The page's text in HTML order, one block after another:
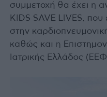
συμμετοχή θα έχει η
KIDS SAVE LIVES, που
στην
καθώς και η
Ιατρικής Ελλάδος